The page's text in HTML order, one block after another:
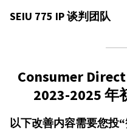
SEIU 775 IP 谈判团队
Consumer
2023-2025 年
以下改善内容需要您投